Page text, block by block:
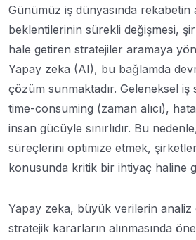
Günümüz iş dünyasında rekabetin
beklentilerinin sürekli değişmesi,
hale getiren stratejiler aramaya
Yapay zeka (AI), bu bağlamda
çözüm sunmaktadır. Geleneksel
time-consuming (zaman alıcı),
insan gücüyle sınırlıdır. Bu
süreçlerini optimize etmek,
konusunda kritik bir ihtiyaç haline
Yapay zeka, büyük verilerin analiz
stratejik kararların alınmasında